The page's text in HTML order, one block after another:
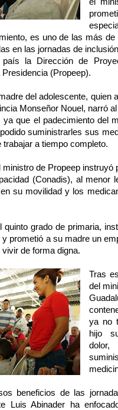
es uno de las más de
en las jornadas de
la Dirección de
(Propeep).
del adolescente, quien
Monseñor Nouel, narró
ya que el padecimiento del
suministrarles sus
a tiempo completo.
de Propeep instruyó
(Conadis), al menor
su movilidad y los
grado de primaria,
prometió a su madre un
de forma digna.
Tras
del
ya no
hijo
beneficios de las
Luis Abinader ha